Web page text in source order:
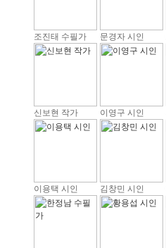
조진태 수필가 문경자 시인
신보현 작가 이영구 시인
이용택 시인 김창민 시인